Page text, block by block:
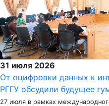
31 июля 2026
От оцифровки данных к
РГГУ обсудили будущее
27 июля в рамках